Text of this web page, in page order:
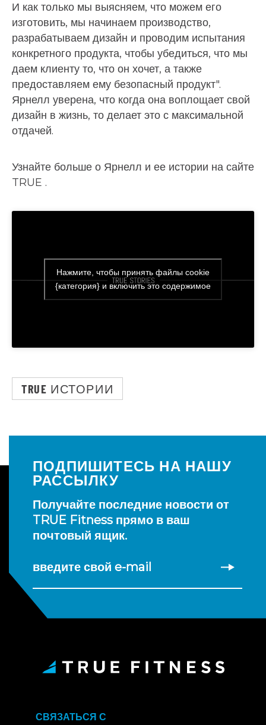
И как только мы выясняем, что можем его
изготовить, мы начинаем производство,
разрабатываем дизайн и проводим испытания
конкретного продукта, чтобы убедиться, что мы
даем клиенту то, что он хочет, а также
предоставляем ему безопасный продукт".
Ярнелл уверена, что когда она воплощает свой
дизайн в жизнь, то делает это с максимальной
отдачей.
Узнайте больше о Ярнелл и ее истории на сайте
TRUE .
Нажмите, чтобы принять файлы cookie
{категория} и включить это содержимое
TRUE ИСТОРИИ
ПОДПИШИТЕСЬ НА НАШУ
РАССЫЛКУ
Получайте последние новости от
TRUE Fitness прямо в ваш
почтовый ящик.
введите свой e-mail
СВЯЗАТЬСЯ С